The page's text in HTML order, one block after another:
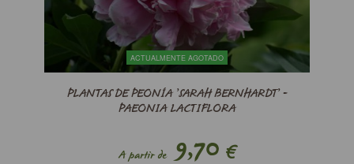
ACTUALMENTE AGOTADO
PLANTAS DE PEONÍA ’SARAH BERNHARDT’ -
PAEONIA LACTIFLORA
A partir de9,70 €